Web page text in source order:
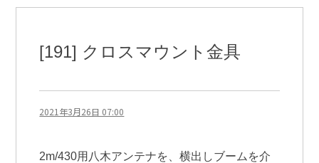
[191] クロスマウント金具
2021年3月26日 07:00
2m/430用八木アンテナを、横出しブームを介